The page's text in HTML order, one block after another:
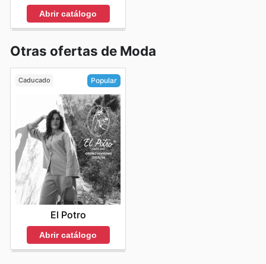
Abrir catálogo
Otras ofertas de Moda
Caducado Popular
El Potro
Abrir catálogo